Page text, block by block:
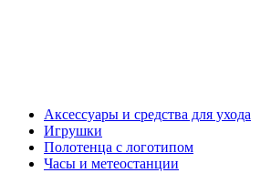
Аксессуары и средства для ухода
Игрушки
Полотенца с логотипом
Часы и метеостанции